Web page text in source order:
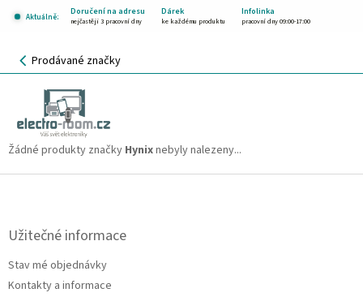
Aktuálně:
Doručení na adresu Dárek Infolinka
nejčastěji 3 pracovní dny ke každému produktu pracovní dny 09:00-17:00
NÁKUPNÍ
KOŠÍK
Prodávané značky
Hynix
Žádné produkty značky Hynixnebyly nalezeny...
Z
Užitečné informace
Stav mé objednávky
Kontakty a informace